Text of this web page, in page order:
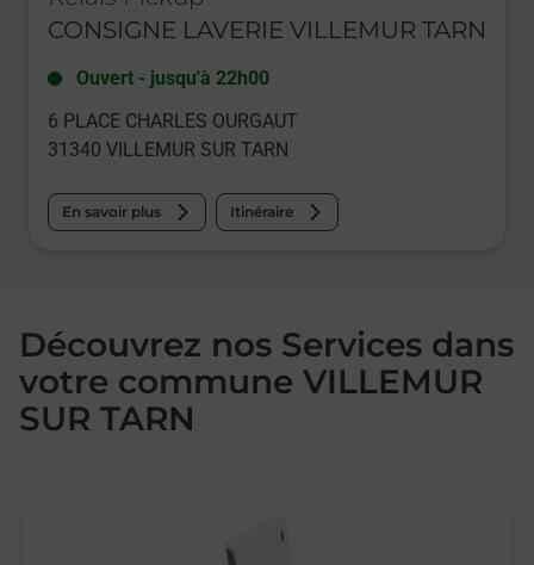
CONSIGNE LAVERIE VILLEMUR TARN
Ouvert - jusqu'à 22h00
6 PLACE CHARLES OURGAUT
31340 VILLEMUR SUR TARN
En savoir plus Itinéraire
Découvrez nos Services dans
votre commune VILLEMUR
SUR TARN